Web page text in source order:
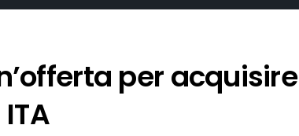
per acquisire